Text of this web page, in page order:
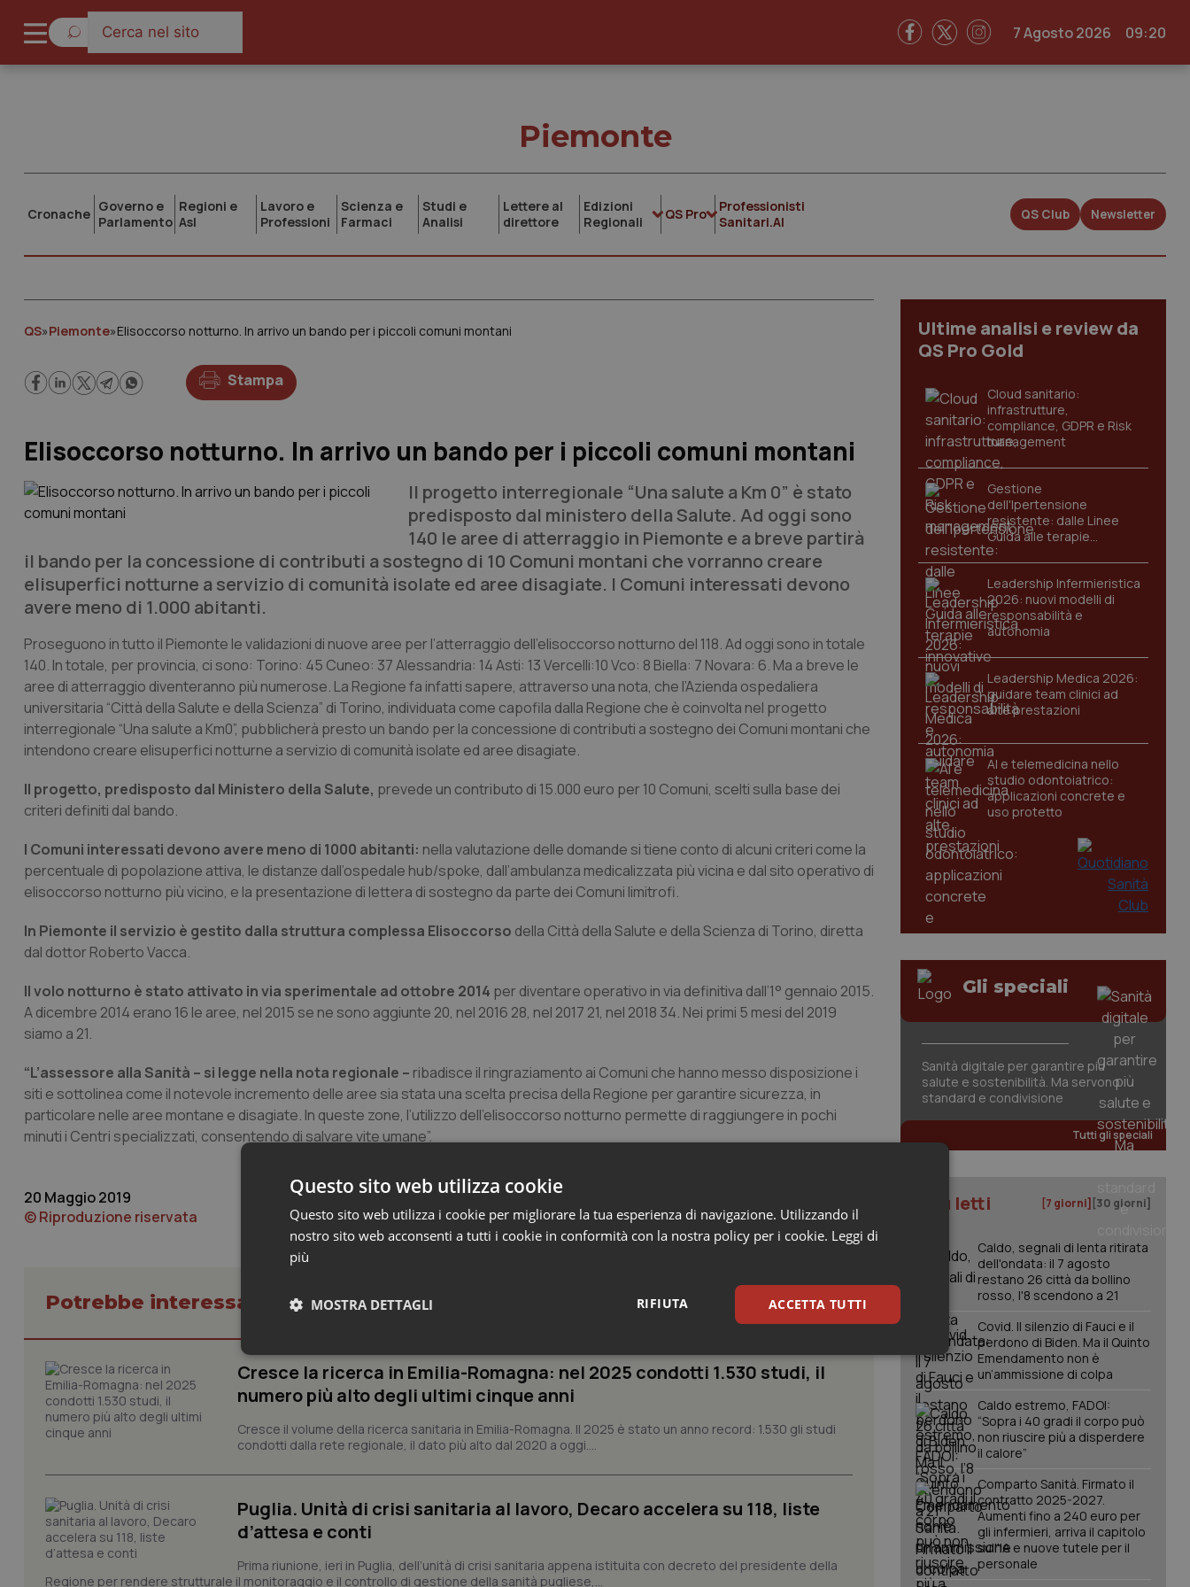
7 Agosto 2026 09:20
Piemonte
Cronache Governo e
Parlamento
Regioni e
Asl
Lavoro e
Professioni
Scienza e
Farmaci
Studi e
Analisi
Lettere al
direttore
Edizioni
Regionali
QS Pro
Professionisti
Sanitari.AI
QS Club Newsletter
QS»Piemonte»Elisoccorso notturno. In arrivo un bando per i piccoli comuni montani
Stampa
Elisoccorso notturno. In arrivo un bando per i piccoli comuni montani
Il progetto interregionale “Una salute a Km 0” è stato
predisposto dal ministero della Salute. Ad oggi sono
140 le aree di atterraggio in Piemonte e a breve partirà
il bando per la concessione di contributi a sostegno di 10 Comuni montani che vorranno creare
elisuperfici notturne a servizio di comunità isolate ed aree disagiate. I Comuni interessati devono
avere meno di 1.000 abitanti.
Proseguono in tutto il Piemonte le validazioni di nuove aree per l’atterraggio dell’elisoccorso notturno del 118. Ad oggi sono in totale
140. In totale, per provincia, ci sono: Torino: 45 Cuneo: 37 Alessandria: 14 Asti: 13 Vercelli:10 Vco: 8 Biella: 7 Novara: 6. Ma a breve le
aree di atterraggio diventeranno più numerose. La Regione fa infatti sapere, attraverso una nota, che l’Azienda ospedaliera
universitaria “Città della Salute e della Scienza” di Torino, individuata come capofila dalla Regione che è coinvolta nel progetto
interregionale “Una salute a Km0”, pubblicherà presto un bando per la concessione di contributi a sostegno dei Comuni montani che
intendono creare elisuperfici notturne a servizio di comunità isolate ed aree disagiate.
Il progetto, predisposto dal Ministero della Salute, prevede un contributo di 15.000 euro per 10 Comuni, scelti sulla base dei
criteri definiti dal bando.
I Comuni interessati devono avere meno di 1000 abitanti: nella valutazione delle domande si tiene conto di alcuni criteri come la
percentuale di popolazione attiva, le distanze dall’ospedale hub/spoke, dall’ambulanza medicalizzata più vicina e dal sito operativo di
elisoccorso notturno più vicino, e la presentazione di lettera di sostegno da parte dei Comuni limitrofi.
In Piemonte il servizio è gestito dalla struttura complessa Elisoccorso della Città della Salute e della Scienza di Torino, diretta
dal dottor Roberto Vacca.
Il volo notturno è stato attivato in via sperimentale ad ottobre 2014 per diventare operativo in via definitiva dall’1° gennaio 2015.
A dicembre 2014 erano 16 le aree, nel 2015 se ne sono aggiunte 20, nel 2016 28, nel 2017 21, nel 2018 34. Nei primi 5 mesi del 2019
siamo a 21.
“L’assessore alla Sanità – si legge nella nota regionale – ribadisce il ringraziamento ai Comuni che hanno messo disposizione i
siti e sottolinea come il notevole incremento delle aree sia stata una scelta precisa della Regione per garantire sicurezza, in
particolare nelle aree montane e disagiate. In queste zone, l’utilizzo dell’elisoccorso notturno permette di raggiungere in pochi
minuti i Centri specializzati, consentendo di salvare vite umane”.
20 Maggio 2019
© Riproduzione riservata
Potrebbe interessarti in Piemonte
Cresce la ricerca in Emilia-Romagna: nel 2025 condotti 1.530 studi, il
numero più alto degli ultimi cinque anni
Cresce il volume della ricerca sanitaria in Emilia-Romagna. Il 2025 è stato un anno record: 1.530 gli studi
condotti dalla rete regionale, il dato più alto dal 2020 a oggi....
Puglia. Unità di crisi sanitaria al lavoro, Decaro accelera su 118, liste
d’attesa e conti
Prima riunione, ieri in Puglia, dell’unità di crisi sanitaria appena istituita con decreto del presidente della
Regione per rendere strutturale il monitoraggio e il controllo di gestione della sanità pugliese,...
Ultime analisi e review da
QS Pro Gold
Cloud sanitario:
infrastrutture,
compliance, GDPR e Risk
management
Gestione
dell'Ipertensione
resistente: dalle Linee
Guida alle terapie
innovative
Leadership Infermieristica
2026: nuovi modelli di
responsabilità e
autonomia
Leadership Medica 2026:
guidare team clinici ad
alte prestazioni
AI e telemedicina nello
studio odontoiatrico:
applicazioni concrete e
uso protetto
Gli speciali
Sanità digitale per garantire più
salute e sostenibilità. Ma servono
standard e condivisione
Tutti gli speciali
I più letti [7 giorni] [30 giorni]
Caldo, segnali di lenta ritirata
dell'ondata: il 7 agosto
restano 26 città da bollino
rosso, l'8 scendono a 21
Covid. Il silenzio di Fauci e il
perdono di Biden. Ma il Quinto
Emendamento non è
un’ammissione di colpa
Caldo estremo, FADOI:
“Sopra i 40 gradi il corpo può
non riuscire più a disperdere
il calore”
Comparto Sanità. Firmato il
contratto 2025-2027.
Aumenti fino a 240 euro per
gli infermieri, arriva il capitolo
sull'IA e nuove tutele per il
personale
Questo sito web utilizza cookie
Questo sito web utilizza i cookie per migliorare la tua esperienza di navigazione. Utilizzando il
nostro sito web acconsenti a tutti i cookie in conformità con la nostra policy per i cookie. Leggi di
più
ACCETTA TUTTI
RIFIUTA
MOSTRA DETTAGLI
Necessari Statistici Marketing
I cookie necessari contribuiscono a rendere fruibile il sito web abilitandone funzionalità di base quali la navigazione sulle pagine
e l'accesso alle aree protette del sito. Il sito web non è in grado di funzionare correttamente senza questi cookie.
VISITOR_PRIVACY_METADATA
YouTube
5 mesi 4